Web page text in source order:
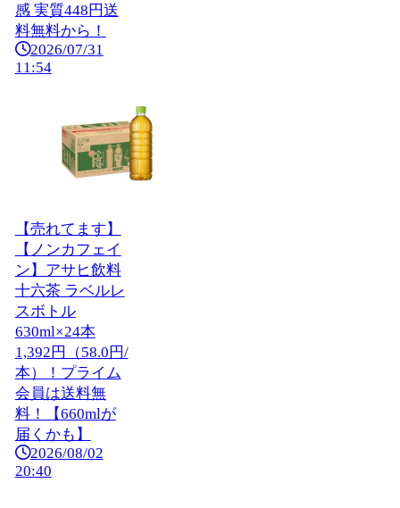
感 実質448円送
料無料から！
2026/07/31
11:54
【売れてます】
【ノンカフェイ
ン】アサヒ飲料
十六茶 ラベルレ
スボトル
630ml×24本
1,392円（58.0円/
本）！プライム
会員は送料無
料！【660mlが
届くかも】
2026/08/02
20:40